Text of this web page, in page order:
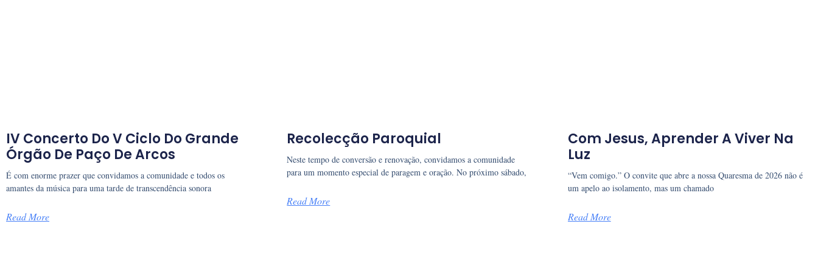
IV Concerto Do V Ciclo Do Grande
Órgão De Paço De Arcos
É com enorme prazer que convidamos a comunidade e todos os
amantes da música para uma tarde de transcendência sonora
Read More
Recolecção Paroquial
Neste tempo de conversão e renovação, convidamos a comunidade
para um momento especial de paragem e oração. No próximo sábado,
Read More
Com Jesus, Aprender A Viver Na
Luz
“Vem comigo.” O convite que abre a nossa Quaresma de 2026 não é
um apelo ao isolamento, mas um chamado
Read More